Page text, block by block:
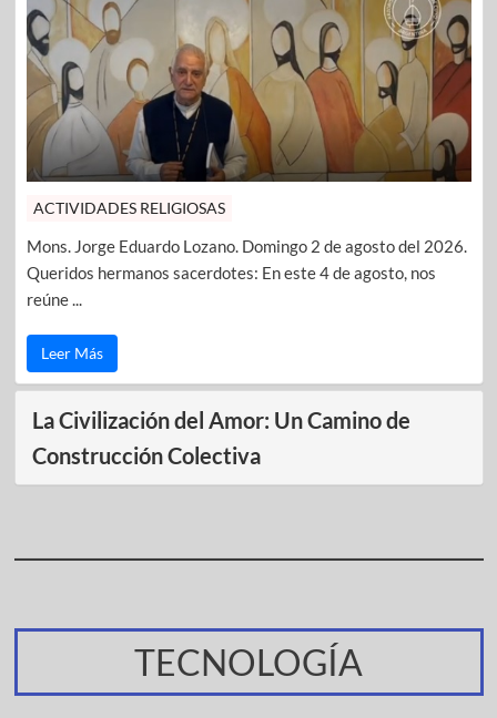
ACTIVIDADES RELIGIOSAS
Mons. Jorge Eduardo Lozano. Domingo 2 de agosto del 2026.
Queridos hermanos sacerdotes: En este 4 de agosto, nos
reúne ...
Leer Más
La Civilización del Amor: Un Camino de
Construcción Colectiva
TECNOLOGÍA